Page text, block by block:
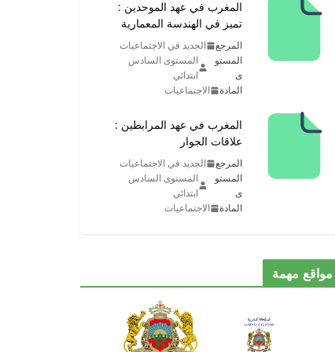
المغرب في عهد الموحدين :
تميز في الهندسة المعمارية
المرجع
الجديد في الاجتماعيات
المستو
ى
المستوى السادس
ابتدائي
المادة
الاجتماعيات
المغرب في عهد المرابطين :
علاقات الجوار
المرجع
الجديد في الاجتماعيات
المستو
ى
المستوى السادس
ابتدائي
المادة
الاجتماعيات
مواقع مهمة